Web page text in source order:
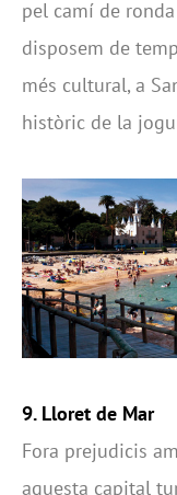
pel camí de
disposem de
més cultural, a
històric de la
9. Lloret de Mar
Fora prejudicis
aquesta capital